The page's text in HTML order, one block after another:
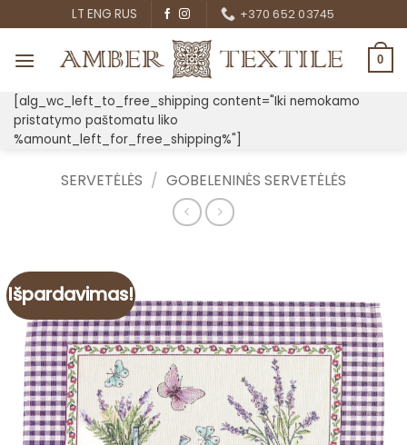
to
content
LT ENG RUS +370 652 03745
0
[alg_wc_left_to_free_shipping content="Iki nemokamo
pristatymo paštomatu liko
%amount_left_for_free_shipping%"]
SERVETĖLĖS / GOBELENINĖS SERVETĖLĖS
Išpardavimas!